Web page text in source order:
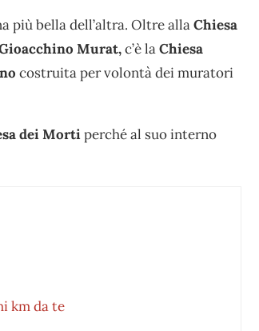
più bella dell’altra. Oltre allaChiesa
Murat,c’è laChiesa
costruita per volontà dei muratori
dei Mortiperché al suo interno
km da te